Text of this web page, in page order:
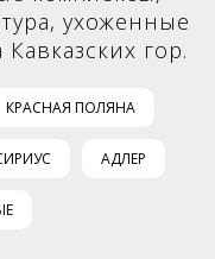
ухоженные
гор.
КРАСНАЯ ПОЛЯНА
АДЛЕР